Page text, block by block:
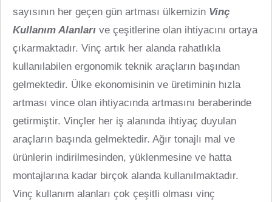
sayısının her geçen gün artması ülkemizin Vinç
Kullanım Alanları ve çeşitlerine olan ihtiyacını ortaya
çıkarmaktadır. Vinç artık her alanda rahatlıkla
kullanılabilen ergonomik teknik araçların başından
gelmektedir. Ülke ekonomisinin ve üretiminin hızla
artması vince olan ihtiyacında artmasını beraberinde
getirmiştir. Vinçler her iş alanında ihtiyaç duyulan
araçların başında gelmektedir. Ağır tonajlı mal ve
ürünlerin indirilmesinden, yüklenmesine ve hatta
montajlarına kadar birçok alanda kullanılmaktadır.
Vinç kullanım alanları çok çeşitli olması vinç